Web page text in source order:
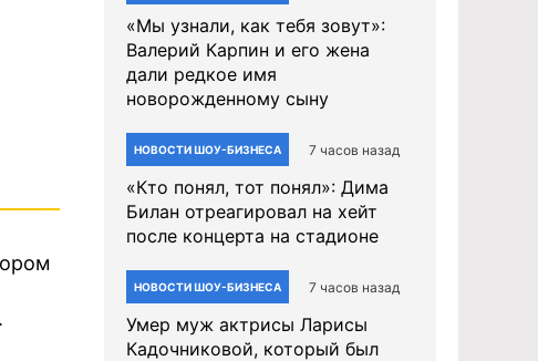
«Мы узнали, как тебя зовут»:
Валерий Карпин и его жена
дали редкое имя
новорожденному сыну
НОВОСТИ ШОУ-БИЗНЕСА 7 часов назад
«Кто понял, тот понял»: Дима
Билан отреагировал на хейт
после концерта на стадионе
НОВОСТИ ШОУ-БИЗНЕСА 7 часов назад
Умер муж актрисы Ларисы
Кадочниковой, который был